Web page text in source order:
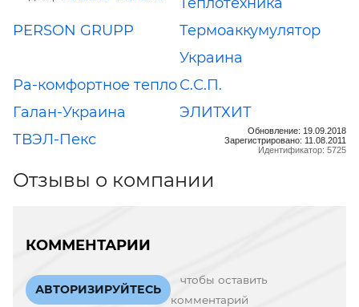
PERSON GRUPP
Термоаккумулятор
Украина
Ра-комфортное теплоС.С.П.
Галан-Украина
ЭЛИТХИТ
ТВЭЛ-Пекс
Обновление: 19.09.2018
Зарегистрировано: 11.08.2011
Идентификатор: 5725
Отзывы о компании
КОММЕНТАРИИ
АВТОРИЗИРУЙТЕСЬ
чтобы оставить
комментарий